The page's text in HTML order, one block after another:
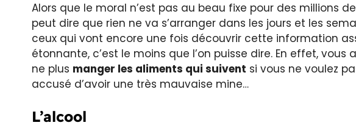
Alors que le moral n’est pas au beau fixe pour des millions
peut dire que rien ne va s’arranger dans les jours et les
ceux qui vont encore une fois découvrir cette information
étonnante, c’est le moins que l’on puisse dire. En effet,
ne plus manger les aliments qui suivent si vous ne voulez
accusé d’avoir une très mauvaise mine…
L’alcool